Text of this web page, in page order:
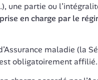
une partie ou
en charge par le
maladie (la
obligatoirement affilié.